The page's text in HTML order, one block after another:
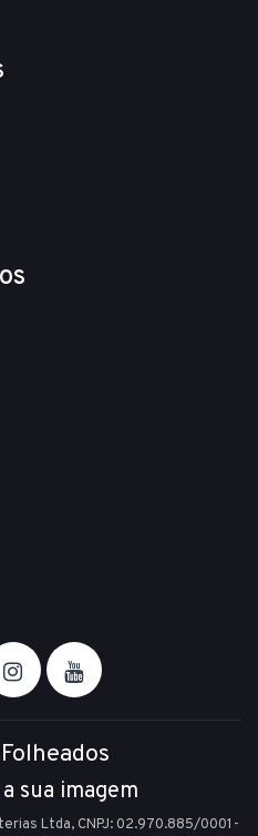
sua imagem
Ltda, CNPJ: 02.970.885/0001-